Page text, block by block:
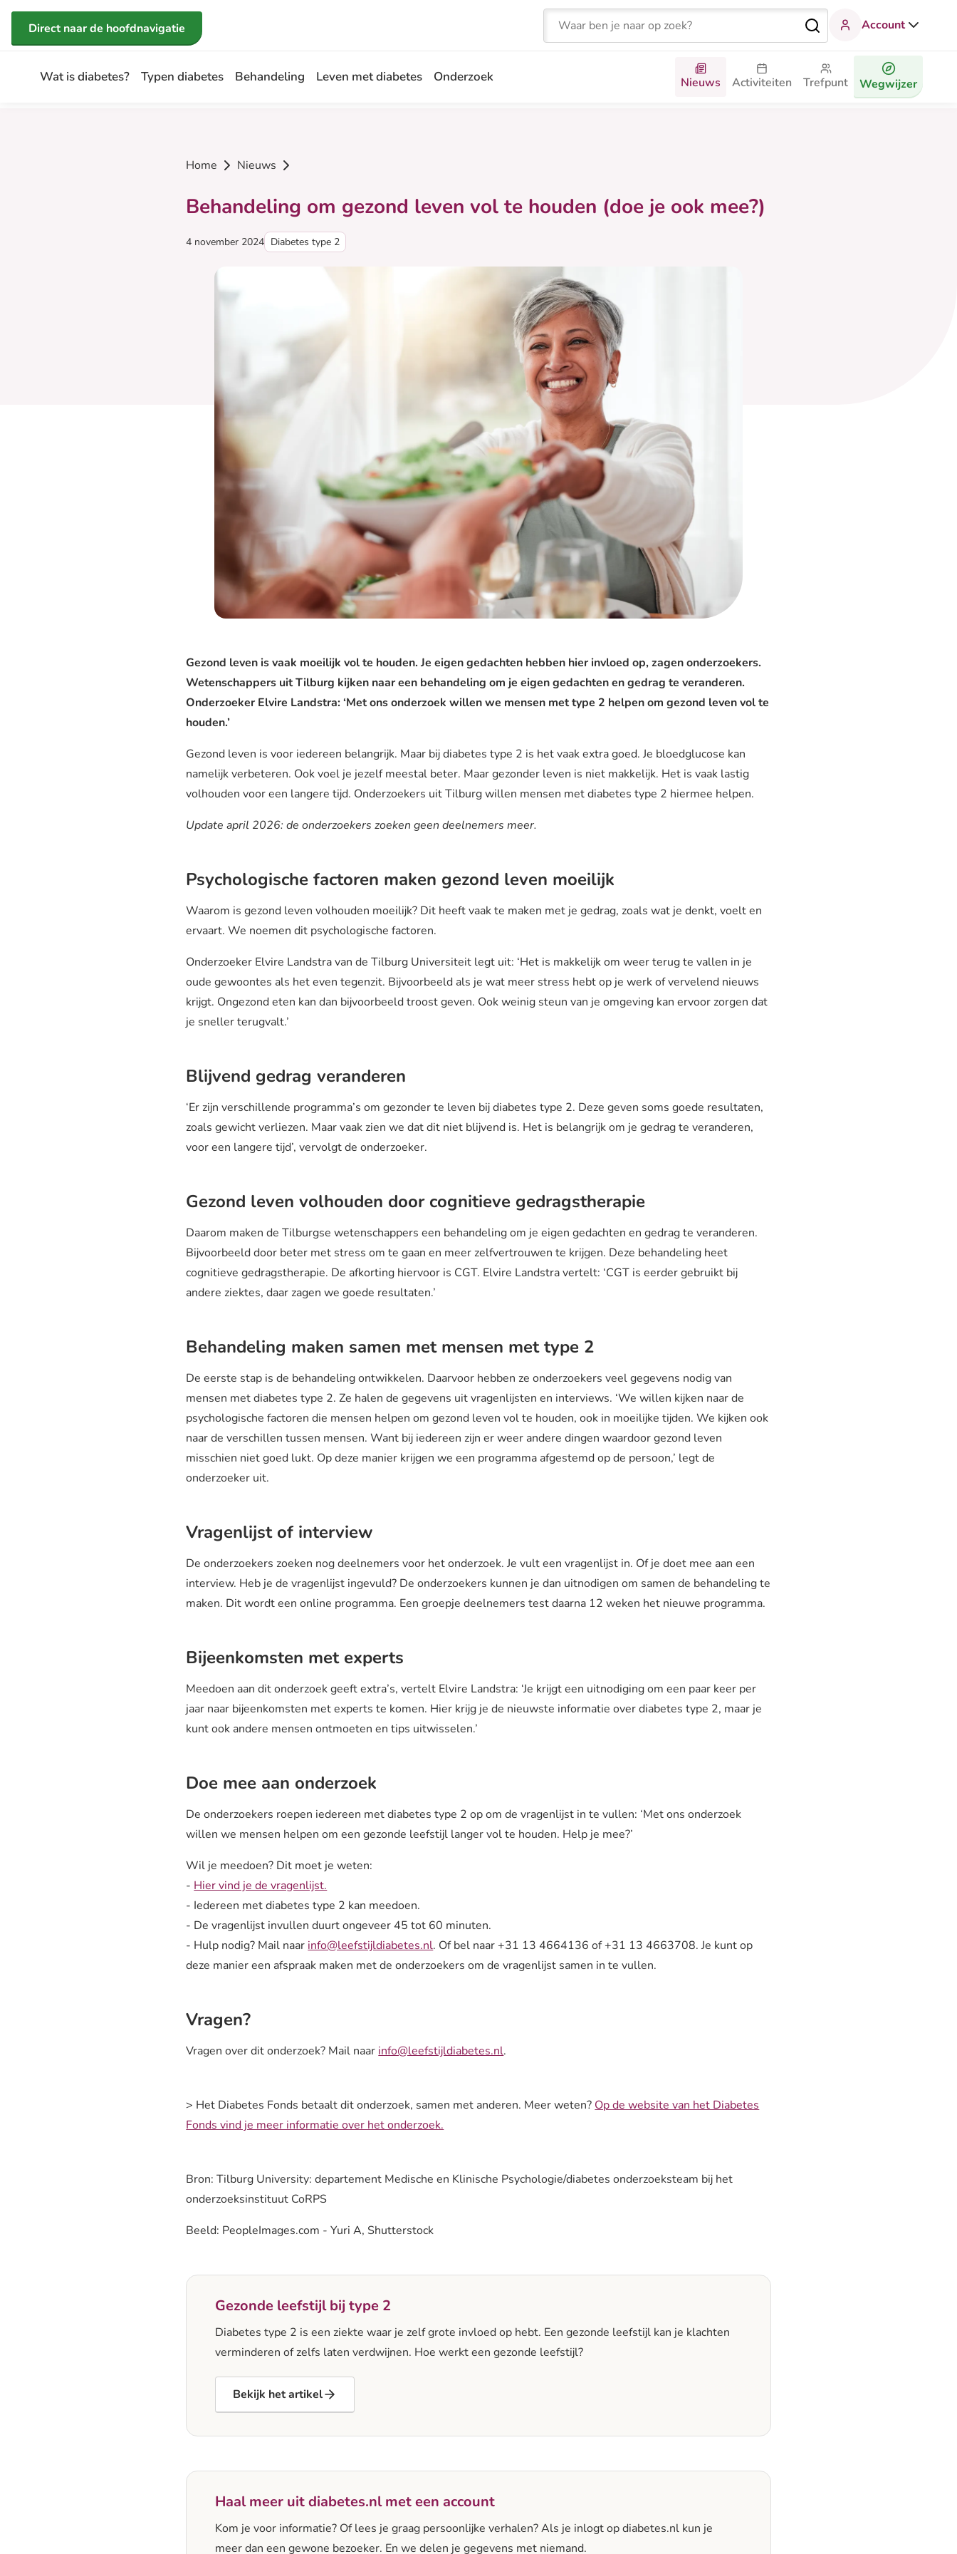
Direct naar de inhoud
Direct naar de hoofdnavigatie
Zoeken Account
Wat is diabetes? Typen diabetes Behandeling Leven met diabetes Onderzoek Nieuws Activiteiten Trefpunt Wegwijzer
Home Nieuws
Behandeling om gezond leven vol te houden (doe je ook mee?)
Gepubliceerd op:
4 november 2024 Categorie:
Diabetes type 2
Gezond leven is vaak moeilijk vol te houden. Je eigen gedachten hebben hier invloed op, zagen onderzoekers.
Wetenschappers uit Tilburg kijken naar een behandeling om je eigen gedachten en gedrag te veranderen.
Onderzoeker Elvire Landstra: ‘Met ons onderzoek willen we mensen met type 2 helpen om gezond leven vol te
houden.’
Gezond leven is voor iedereen belangrijk. Maar bij diabetes type 2 is het vaak extra goed. Je bloedglucose kan
namelijk verbeteren. Ook voel je jezelf meestal beter. Maar gezonder leven is niet makkelijk. Het is vaak lastig
volhouden voor een langere tijd. Onderzoekers uit Tilburg willen mensen met diabetes type 2 hiermee helpen.
Update april 2026: de onderzoekers zoeken geen deelnemers meer.
Psychologische factoren maken gezond leven moeilijk
Waarom is gezond leven volhouden moeilijk? Dit heeft vaak te maken met je gedrag, zoals wat je denkt, voelt en
ervaart. We noemen dit psychologische factoren.
Onderzoeker Elvire Landstra van de Tilburg Universiteit legt uit: ‘Het is makkelijk om weer terug te vallen in je
oude gewoontes als het even tegenzit. Bijvoorbeeld als je wat meer stress hebt op je werk of vervelend nieuws
krijgt. Ongezond eten kan dan bijvoorbeeld troost geven. Ook weinig steun van je omgeving kan ervoor zorgen dat
je sneller terugvalt.’
Blijvend gedrag veranderen
‘Er zijn verschillende programma’s om gezonder te leven bij diabetes type 2. Deze geven soms goede resultaten,
zoals gewicht verliezen. Maar vaak zien we dat dit niet blijvend is. Het is belangrijk om je gedrag te veranderen,
voor een langere tijd’, vervolgt de onderzoeker.
Gezond leven volhouden door cognitieve gedragstherapie
Daarom maken de Tilburgse wetenschappers een behandeling om je eigen gedachten en gedrag te veranderen.
Bijvoorbeeld door beter met stress om te gaan en meer zelfvertrouwen te krijgen. Deze behandeling heet
cognitieve gedragstherapie. De afkorting hiervoor is CGT. Elvire Landstra vertelt: ‘CGT is eerder gebruikt bij
andere ziektes, daar zagen we goede resultaten.’
Behandeling maken samen met mensen met type 2
De eerste stap is de behandeling ontwikkelen. Daarvoor hebben ze onderzoekers veel gegevens nodig van
mensen met diabetes type 2. Ze halen de gegevens uit vragenlijsten en interviews. ‘We willen kijken naar de
psychologische factoren die mensen helpen om gezond leven vol te houden, ook in moeilijke tijden. We kijken ook
naar de verschillen tussen mensen. Want bij iedereen zijn er weer andere dingen waardoor gezond leven
misschien niet goed lukt. Op deze manier krijgen we een programma afgestemd op de persoon,’ legt de
onderzoeker uit.
Vragenlijst of interview
De onderzoekers zoeken nog deelnemers voor het onderzoek. Je vult een vragenlijst in. Of je doet mee aan een
interview. Heb je de vragenlijst ingevuld? De onderzoekers kunnen je dan uitnodigen om samen de behandeling te
maken. Dit wordt een online programma. Een groepje deelnemers test daarna 12 weken het nieuwe programma.
Bijeenkomsten met experts
Meedoen aan dit onderzoek geeft extra’s, vertelt Elvire Landstra: ‘Je krijgt een uitnodiging om een paar keer per
jaar naar bijeenkomsten met experts te komen. Hier krijg je de nieuwste informatie over diabetes type 2, maar je
kunt ook andere mensen ontmoeten en tips uitwisselen.’
Doe mee aan onderzoek
De onderzoekers roepen iedereen met diabetes type 2 op om de vragenlijst in te vullen: ‘Met ons onderzoek
willen we mensen helpen om een gezonde leefstijl langer vol te houden. Help je mee?’
Wil je meedoen? Dit moet je weten:
- Hier vind je de vragenlijst.
- Iedereen met diabetes type 2 kan meedoen.
- De vragenlijst invullen duurt ongeveer 45 tot 60 minuten.
- Hulp nodig? Mail naar info@leefstijldiabetes.nl. Of bel naar +31 13 4664136 of +31 13 4663708. Je kunt op
deze manier een afspraak maken met de onderzoekers om de vragenlijst samen in te vullen.
Vragen?
Vragen over dit onderzoek? Mail naar info@leefstijldiabetes.nl.
> Het Diabetes Fonds betaalt dit onderzoek, samen met anderen. Meer weten? Op de website van het Diabetes
Fonds vind je meer informatie over het onderzoek.
Bron: Tilburg University: departement Medische en Klinische Psychologie/diabetes onderzoeksteam bij het
onderzoeksinstituut CoRPS
Beeld: PeopleImages.com - Yuri A, Shutterstock
Gezonde leefstijl bij type 2
Diabetes type 2 is een ziekte waar je zelf grote invloed op hebt. Een gezonde leefstijl kan je klachten
verminderen of zelfs laten verdwijnen. Hoe werkt een gezonde leefstijl?
Bekijk het artikel
Haal meer uit diabetes.nl met een account
Kom je voor informatie? Of lees je graag persoonlijke verhalen? Als je inlogt op diabetes.nl kun je
meer dan een gewone bezoeker. En we delen je gegevens met niemand.